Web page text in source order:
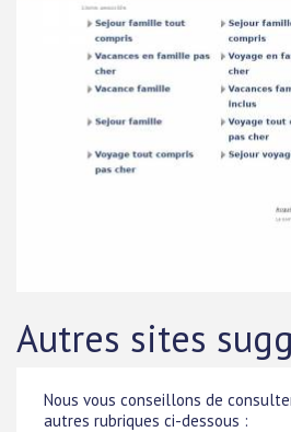
Autres sites
Nous vous conseillons de
autres rubriques ci-dessous :